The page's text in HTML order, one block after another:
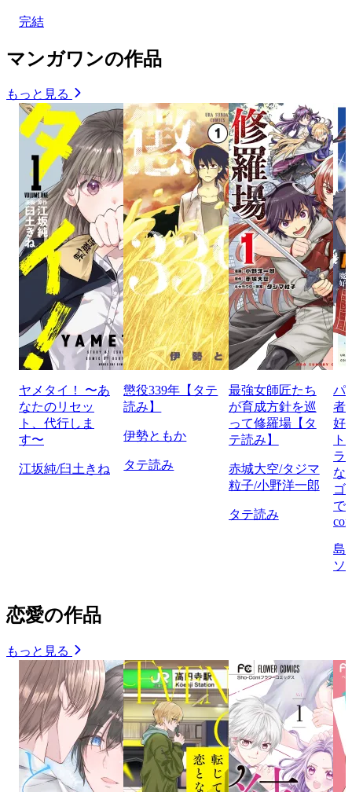
完結
マンガワンの作品
もっと見る
ヤメタイ！ 〜あ
なたのリセッ
ト、代行しま
す〜
江坂純/臼土きね
懲役339年【タテ
読み】
伊勢ともか
タテ読み
最強女師匠たち
が育成方針を巡
って修羅場【タ
テ読み】
赤城大空/タジマ
粒子/小野洋一郎
タテ読み
パ
者
好
ト
ラ
な
ゴ
で
島
ソ
恋愛の作品
もっと見る